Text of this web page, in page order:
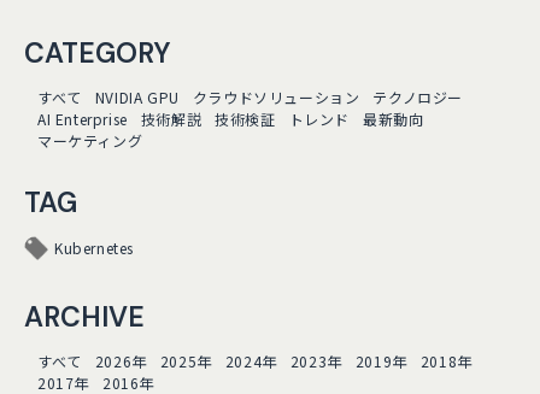
CATEGORY
すべて NVIDIA GPU クラウドソリューション
テクノロジー
AI Enterprise
技術解説 技術検証 トレンド
最新動向
マーケティング
TAG
Kubernetes
ARCHIVE
すべて 2026年 2025年 2024年 2023年 2019年
2018年
2017年
2016年